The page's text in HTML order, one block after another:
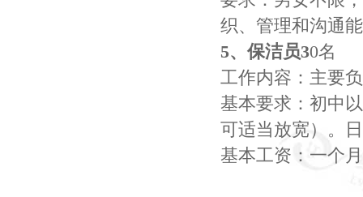
织、管理和沟通
5、保洁员30名
工作内容：主要
基本要求：初中
可适当放宽）。
基本工资：一个